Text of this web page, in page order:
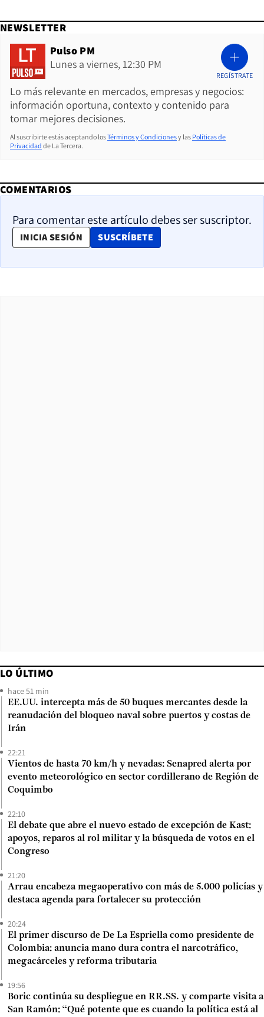
NEWSLETTER
Pulso PM
Lunes a viernes, 12:30 PM
Lo más relevante en mercados, empresas y negocios:
información oportuna, contexto y contenido para
tomar mejores decisiones.
REGÍSTRATE
Al suscribirte estás aceptando losTérminos y Condicionesy las Políticas de
Privacidad de La Tercera.
COMENTARIOS
Para comentar este artículo debes ser suscriptor.
INICIA SESIÓN SUSCRÍBETE
OPENS IN NEW WINDOW
LO ÚLTIMO
hace 51 min
EE.UU. intercepta más de 50 buques mercantes desde la
reanudación del bloqueo naval sobre puertos y costas de
Irán
22:21
Vientos de hasta 70 km/h y nevadas: Senapred alerta por
evento meteorológico en sector cordillerano de Región de
Coquimbo
22:10
El debate que abre el nuevo estado de excepción de Kast:
apoyos, reparos al rol militar y la búsqueda de votos en el
Congreso
21:20
Arrau encabeza megaoperativo con más de 5.000 policías y
destaca agenda para fortalecer su protección
20:24
El primer discurso de De La Espriella como presidente de
Colombia: anuncia mano dura contra el narcotráfico,
megacárceles y reforma tributaria
19:56
Boric continúa su despliegue en RR.SS. y comparte visita a
San Ramón: “Qué potente que es cuando la política está al